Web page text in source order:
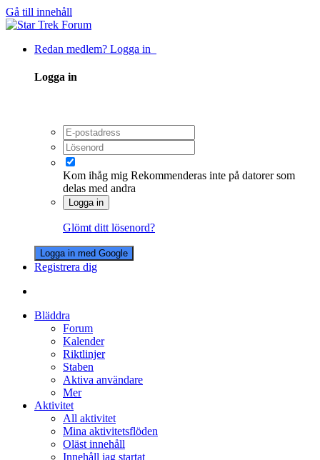
Gå till innehåll
Redan medlem? Logga in
Logga in
Kom ihåg mig Rekommenderas inte på datorer som
delas med andra
Logga in
Glömt ditt lösenord?
Logga in med Google
Registrera dig
Bläddra
Forum
Kalender
Riktlinjer
Staben
Aktiva användare
Mer
Aktivitet
All aktivitet
Mina aktivitetsflöden
Oläst innehåll
Innehåll jag startat